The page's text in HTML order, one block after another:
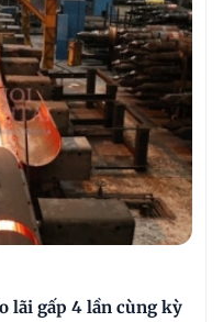
lãi gấp 4 lần cùng kỳ